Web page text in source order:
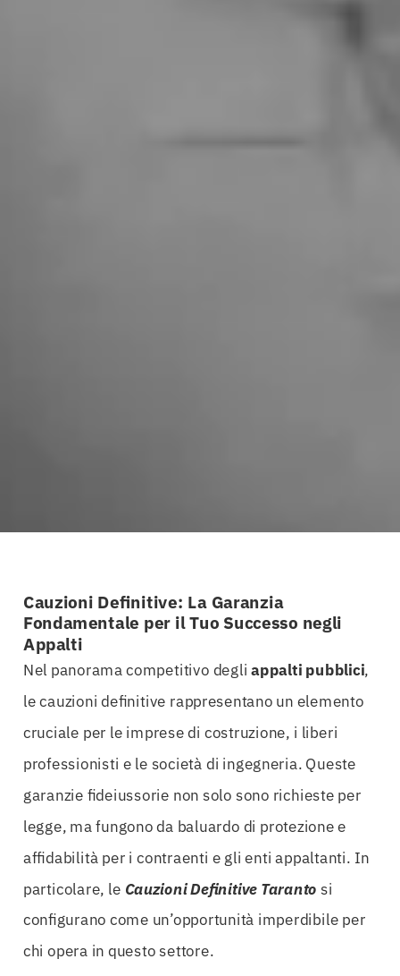
Cauzioni Definitive: La Garanzia
Fondamentale per il Tuo Successo negli
Appalti
Nel panorama competitivo degliappalti pubblici,
le cauzioni definitive rappresentano un elemento
cruciale per le imprese di costruzione, i liberi
professionisti e le società di ingegneria. Queste
garanzie fideiussorie non solo sono richieste per
legge, ma fungono da baluardo di protezione e
affidabilità per i contraenti e gli enti appaltanti. In
particolare, le Cauzioni Definitive Taranto si
configurano come un’opportunità imperdibile per
chi opera in questo settore.